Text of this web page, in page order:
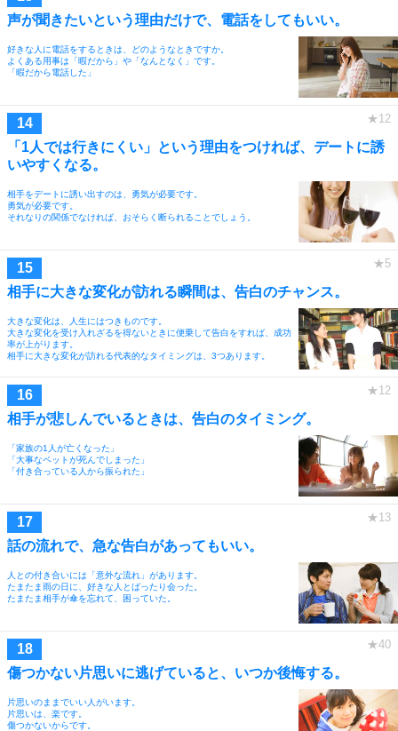
声が聞きたいという理由だけで、電話をしてもいい。
好きな人に電話をするときは、どのようなときですか。
よくある用事は「暇だから」や「なんとなく」です。
「暇だから電話した」
「1人では行きにくい」という理由をつければ、デートに誘
いやすくなる。
相手をデートに誘い出すのは、勇気が必要です。
勇気が必要です。
それなりの関係でなければ、おそらく断られることでしょう。
相手に大きな変化が訪れる瞬間は、告白のチャンス。
大きな変化は、人生にはつきものです。
大きな変化を受け入れざるを得ないときに便乗して告白をすれば、成功
率が上がります。
相手に大きな変化が訪れる代表的なタイミングは、3つあります。
相手が悲しんでいるときは、告白のタイミング。
「家族の1人が亡くなった」
「大事なペットが死んでしまった」
「付き合っている人から振られた」
話の流れで、急な告白があってもいい。
人との付き合いには「意外な流れ」があります。
たまたま雨の日に、好きな人とばったり会った。
たまたま相手が傘を忘れて、困っていた。
傷つかない片思いに逃げていると、いつか後悔する。
片思いのままでいい人がいます。
片思いは、楽です。
傷つかないからです。